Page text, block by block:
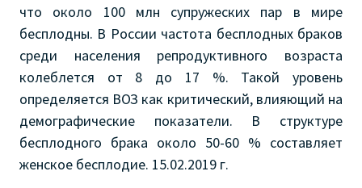
что около 100 млн супружеских пар в мире
бесплодны. В России частота бесплодных браков
среди населения репродуктивного возраста
колеблется от 8 до 17 %. Такой уровень
определяется ВОЗ как критический, влияющий на
демографические показатели. В структуре
бесплодного брака около 50-60 % составляет
женское бесплодие. 15.02.2019 г.